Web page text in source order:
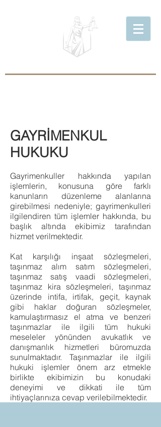
GAYRİMENKUL
HUKUKU
Gayrimenkuller hakkında yapılan
işlemlerin, konusuna göre farklı
kanunların düzenleme alanlarına
girebilmesi nedeniyle; gayrimenkulleri
ilgilendiren tüm işlemler hakkında, bu
başlık altında ekibimiz tarafından
hizmet verilmektedir.
Kat karşılığı inşaat sözleşmeleri,
taşınmaz alım satım sözleşmeleri,
taşınmaz satış vaadi sözleşmeleri,
taşınmaz kira sözleşmeleri, taşınmaz
üzerinde intifa, irtifak, geçit, kaynak
gibi haklar doğuran sözleşmeler,
kamulaştırmasız el atma ve benzeri
taşınmazlar ile ilgili tüm hukuki
meseleler yönünden avukatlık ve
danışmanlık hizmetleri büromuzda
sunulmaktadır. Taşınmazlar ile ilgili
hukuki işlemler önem arz etmekle
birlikte ekibimizin bu konudaki
deneyimi ve dikkati ile tüm
ihtiyaçlarınıza cevap verilebilmektedir.